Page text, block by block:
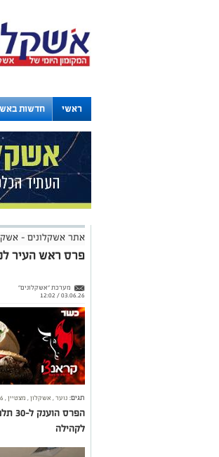
ראשי חדשות
לוחות
אתר אשקלונים -
פרס ראש העיר
מערכת "אשקלונים"
03.06.26 / 12:02
תגים: נוער, אשקלון, מצטיין,
לקהילה